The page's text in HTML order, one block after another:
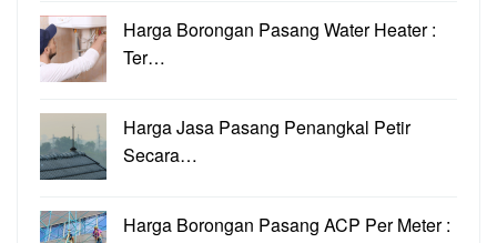
Harga Borongan Pasang Water Heater :
Ter…
Harga Jasa Pasang Penangkal Petir
Secara…
Harga Borongan Pasang ACP Per Meter :